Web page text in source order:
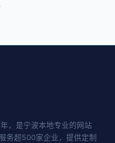
，是宁波本地专业的网站
务超500家企业，提供定制